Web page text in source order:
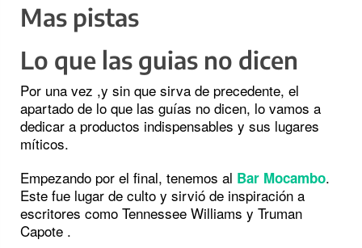
Mas pistas
Lo que las guias no dicen
Por una vez ,y sin que sirva de precedente, el
apartado de lo que las guías no dicen, lo vamos a
dedicar a productos indispensables y sus lugares
míticos.
Empezando por el final, tenemos al Bar Mocambo.
Este fue lugar de culto y sirvió de inspiración a
escritores como Tennessee Williams y Truman
Capote .